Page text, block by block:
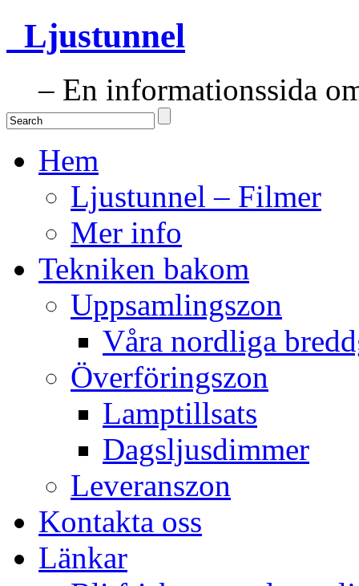
Ljustunnel
– En informationssida
Hem
Ljustunnel – Filmer
Mer info
Tekniken bakom
Uppsamlingszon
Våra nordliga
Överföringszon
Lamptillsats
Dagsljusdimmer
Leveranszon
Kontakta oss
Länkar